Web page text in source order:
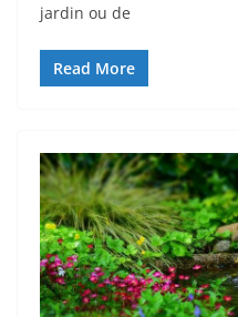
jardin ou de
Read More